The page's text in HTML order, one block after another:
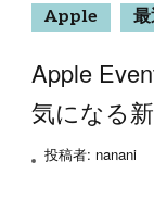
Apple
Apple
気になる
投稿者: nanani